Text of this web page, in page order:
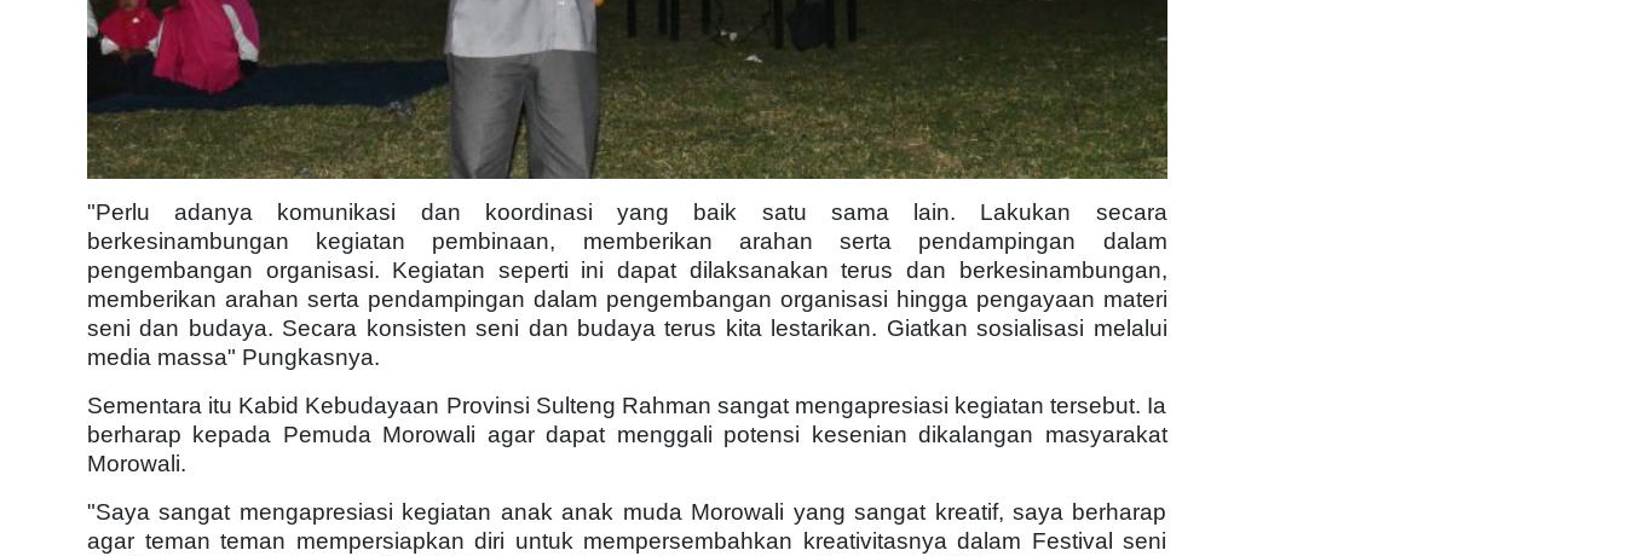
"Perlu adanya komunikasi dan koordinasi yang baik satu sama lain. Lakukan secara
berkesinambungan kegiatan pembinaan, memberikan arahan serta pendampingan dalam
pengembangan organisasi. Kegiatan seperti ini dapat dilaksanakan terus dan berkesinambungan,
memberikan arahan serta pendampingan dalam pengembangan organisasi hingga pengayaan materi
seni dan budaya. Secara konsisten seni dan budaya terus kita lestarikan. Giatkan sosialisasi melalui
media massa" Pungkasnya.
Sementara itu Kabid Kebudayaan Provinsi Sulteng Rahman sangat mengapresiasi kegiatan tersebut. Ia
berharap kepada Pemuda Morowali agar dapat menggali potensi kesenian dikalangan masyarakat
Morowali.
"Saya sangat mengapresiasi kegiatan anak anak muda Morowali yang sangat kreatif, saya berharap
agar teman teman mempersiapkan diri untuk mempersembahkan kreativitasnya dalam Festival seni